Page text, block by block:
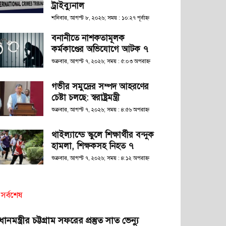
ট্রাইব্যুনাল
শনিবার, আগস্ট ৮, ২০২৬; সময় : ১০:২৭ পূর্বাহ্ণ
বনানীতে নাশকতামূলক
কর্মকাণ্ডের অভিযোগে আটক ৭
শুক্রবার, আগস্ট ৭, ২০২৬; সময় : ৫:০৩ অপরাহ্ণ
গভীর সমুদ্রের সম্পদ আহরণের
চেষ্টা চলছে: স্বরাষ্ট্রমন্ত্রী
শুক্রবার, আগস্ট ৭, ২০২৬; সময় : ৪:৫৬ অপরাহ্ণ
থাইল্যান্ডে স্কুলে শিক্ষার্থীর বন্দুক
হামলা, শিক্ষকসহ নিহত ৭
শুক্রবার, আগস্ট ৭, ২০২৬; সময় : ৪:১২ অপরাহ্ণ
সর্বশেষ
চট্টগ্রাম সফরের প্রস্তুত সাত ভেন্যু